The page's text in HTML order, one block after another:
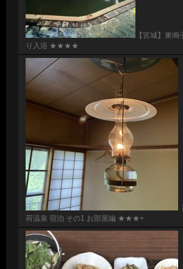
【宮城】東
り入浴 ★★★★
荷温泉 宿泊 その1 お部屋編 ★★★+